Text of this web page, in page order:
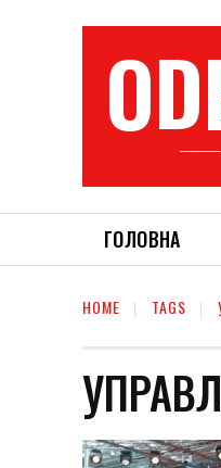
ГОЛОВНА
HOME TAGS